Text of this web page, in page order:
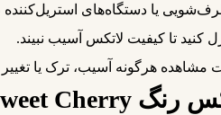
یا دستگاه‌های استریل‌کننده
کنید تا کیفیت لاتکس آسیب نبیند.
مشاهده هرگونه آسیب، ترک یا